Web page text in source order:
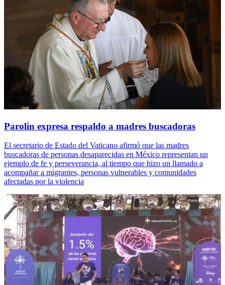
Parolin expresa respaldo a madres buscadoras
El secretario de Estado del Vaticano afirmó que las madres
buscadoras de personas desaparecidas en México representan un
ejemplo de fe y perseverancia, al tiempo que hizo un llamado a
acompañar a migrantes, personas vulnerables y comunidades
afectadas por la violencia